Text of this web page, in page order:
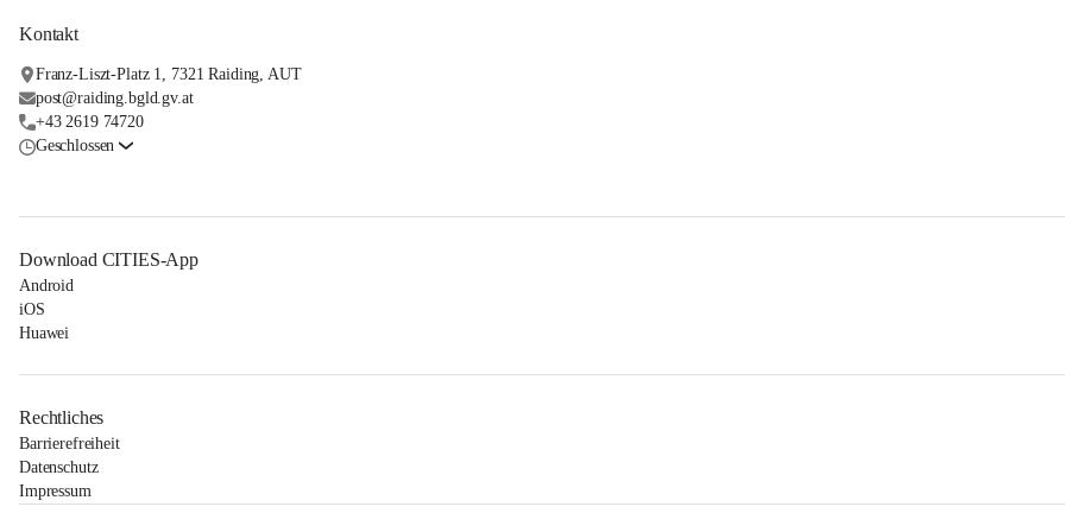
Kontakt
Franz-Liszt-Platz 1, 7321 Raiding, AUT
post@raiding.bgld.gv.at
+43 2619 74720
Geschlossen
Download CITIES-App
Android
iOS
Huawei
Rechtliches
Barrierefreiheit
Datenschutz
Impressum